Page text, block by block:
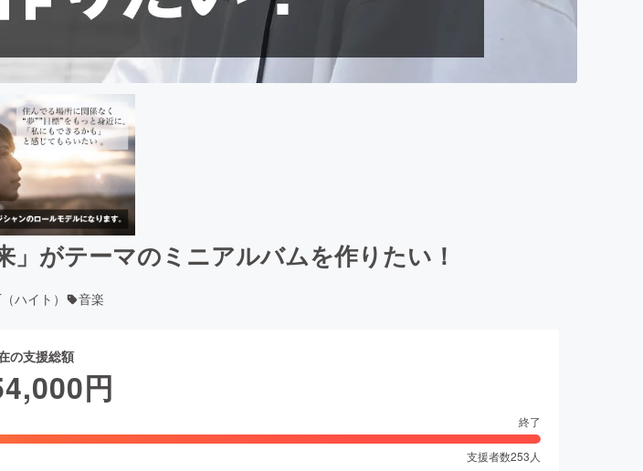
」がテーマのミニアルバムを作りたい！
ハイト） 音楽
の支援総額
円
終了
支援者数253 人